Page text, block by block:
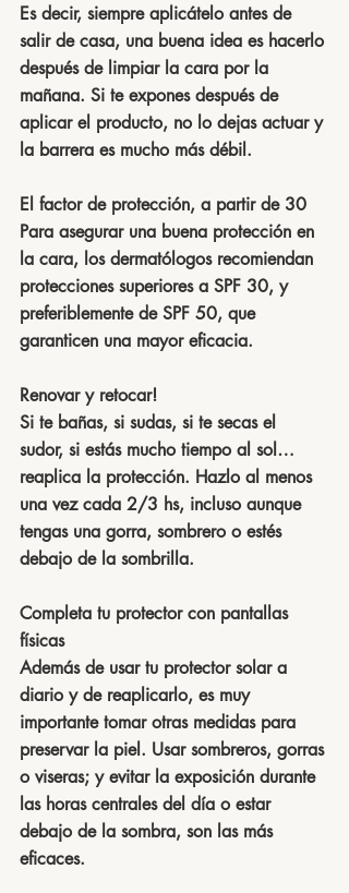
Es decir, siempre aplicátelo antes de
salir de casa, una buena idea es hacerlo
después de limpiar la cara por la
mañana. Si te expones después de
aplicar el producto, no lo dejas actuar y
la barrera es mucho más débil.
El factor de protección, a partir de 30
Para asegurar una buena protección en
la cara, los dermatólogos recomiendan
protecciones superiores a SPF 30, y
preferiblemente de SPF 50, que
garanticen una mayor eficacia.
Renovar y retocar!
Si te bañas, si sudas, si te secas el
sudor, si estás mucho tiempo al sol…
reaplica la protección. Hazlo al menos
una vez cada 2/3 hs, incluso aunque
tengas una gorra, sombrero o estés
debajo de la sombrilla.
Completa tu protector con pantallas
físicas
Además de usar tu protector solar a
diario y de reaplicarlo, es muy
importante tomar otras medidas para
preservar la piel. Usar sombreros, gorras
o viseras; y evitar la exposición durante
las horas centrales del día o estar
debajo de la sombra, son las más
eficaces.